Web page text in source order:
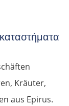
Kräuter,
aus Epirus.